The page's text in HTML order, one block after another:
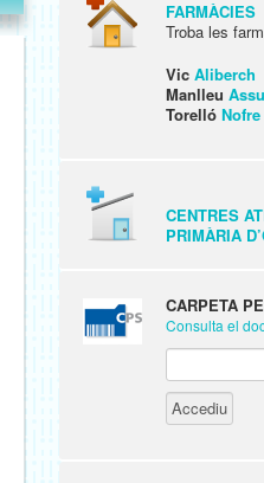
FARMÀCIES
Troba les
Vic Aliberch
Manlleu
Torelló Nofre
CENTRES
PRIMÀRIA
CARPETA
Consulta el